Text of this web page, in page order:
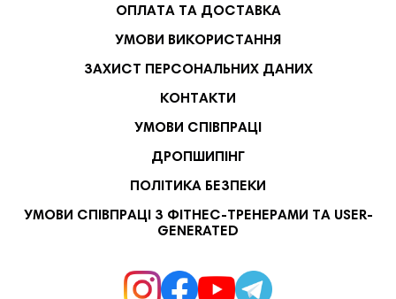
ОПЛАТА ТА ДОСТАВКА
УМОВИ ВИКОРИСТАННЯ
ЗАХИСТ ПЕРСОНАЛЬНИХ ДАНИХ
КОНТАКТИ
УМОВИ СПІВПРАЦІ
ДРОПШИПІНГ
ПОЛІТИКА БЕЗПЕКИ
УМОВИ СПІВПРАЦІ З ФІТНЕС-ТРЕНЕРАМИ ТА USER-
GENERATED